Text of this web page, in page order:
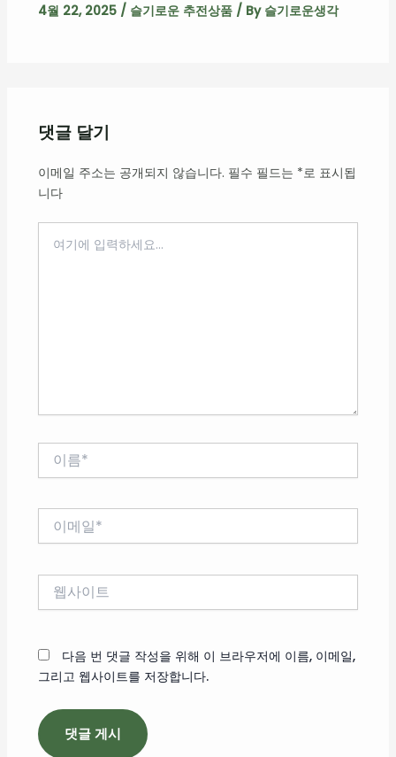
4월 22, 2025 / 슬기로운 추전상품/ By 슬기로운생각
댓글 달기
이메일 주소는 공개되지 않습니다. 필수 필드는 *로 표시됩
니다
다음 번 댓글 작성을 위해 이 브라우저에 이름, 이메일,
그리고 웹사이트를 저장합니다.